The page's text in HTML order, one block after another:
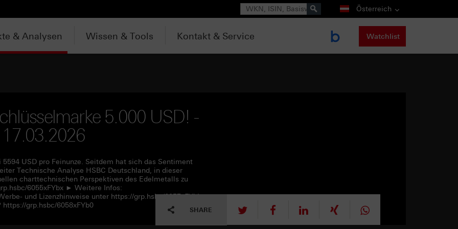
Suche Österreich
& Analysen Wissen & Tools Kontakt & Service Watchlist
5.000 USD! -
17.03.2026
USD pro Feinunze. Seitdem hat sich das Sentiment
Technische Analyse HSBC Deutschland, in dieser
charttechnischen Perspektiven des Edelmetalls zu
6055xFYbx ► Weitere Infos:
und Lizenzhinweise unter https://grp.hsbc/6057xFYbL
grp.hsbc/6058xFYb0
SHARE tweet mitteilen